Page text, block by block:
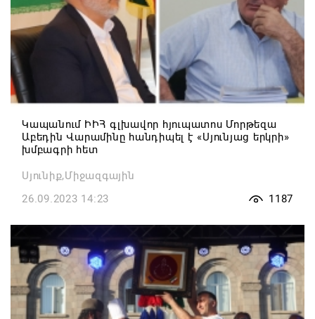
Կապանում ԻԻՀ գլխավոր հյուպատոս Մորթեզա
Աբեդին Վարամինը հանդիպել է «Սյունյաց երկրի»
խմբագրի հետ
Սյունիք,Միջազգային
26.09.2023 14:23
1187